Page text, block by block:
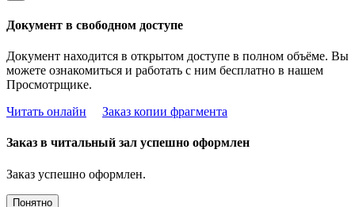
Документ в свободном доступе
Документ находится в открытом доступе в полном объёме. Вы
можете ознакомиться и работать с ним бесплатно в нашем
Просмотрщике.
Читать онлайн
Заказ копии фрагмента
Заказ в читальный зал успешно оформлен
Заказ успешно оформлен.
Понятно